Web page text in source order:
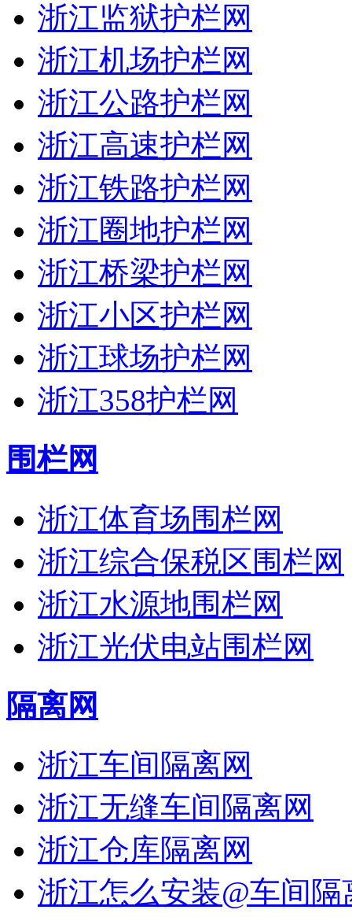
浙江监狱护栏网
浙江机场护栏网
浙江公路护栏网
浙江高速护栏网
浙江铁路护栏网
浙江圈地护栏网
浙江桥梁护栏网
浙江小区护栏网
浙江球场护栏网
浙江358护栏网
围栏网
浙江体育场围栏网
浙江综合保税区围栏网
浙江水源地围栏网
浙江光伏电站围栏网
隔离网
浙江车间隔离网
浙江无缝车间隔离网
浙江仓库隔离网
浙江怎么安装@车间隔